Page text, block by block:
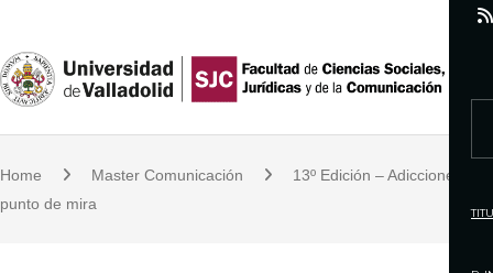
i
t
o
c
Home Master Comunicación
13º Edición – Adicciones: Tu
punto de mira
r
h